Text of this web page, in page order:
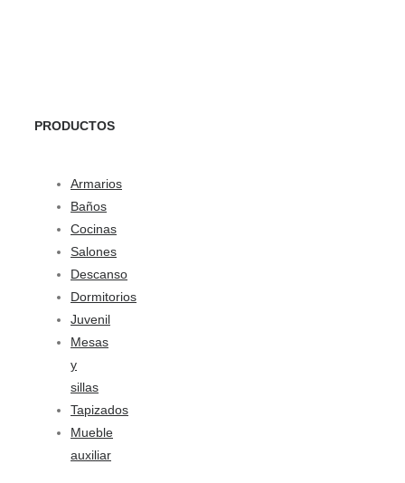
PRODUCTOS
Armarios
Baños
Cocinas
Salones
Descanso
Dormitorios
Juvenil
Mesas
y
sillas
Tapizados
Mueble
auxiliar